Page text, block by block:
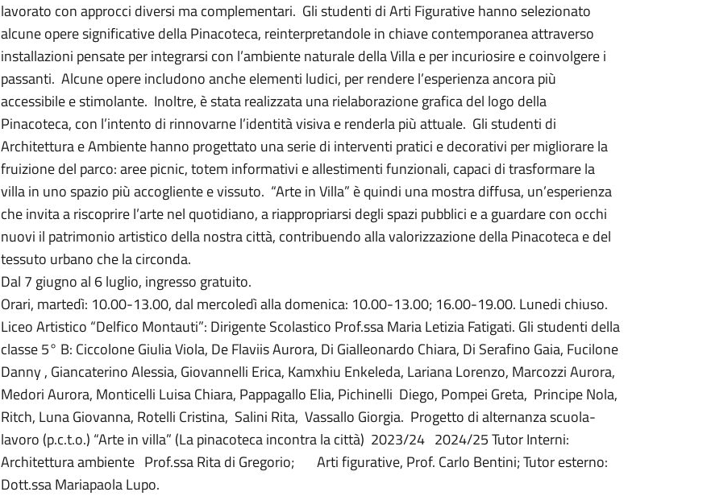
lavorato con approcci diversi ma complementari. Gli studenti di Arti Figurative hanno selezionato
alcune opere significative della Pinacoteca, reinterpretandole in chiave contemporanea attraverso
installazioni pensate per integrarsi con l’ambiente naturale della Villa e per incuriosire e coinvolgere i
passanti. Alcune opere includono anche elementi ludici, per rendere l’esperienza ancora più
accessibile e stimolante. Inoltre, è stata realizzata una rielaborazione grafica del logo della
Pinacoteca, con l’intento di rinnovarne l’identità visiva e renderla più attuale. Gli studenti di
Architettura e Ambiente hanno progettato una serie di interventi pratici e decorativi per migliorare la
fruizione del parco: aree picnic, totem informativi e allestimenti funzionali, capaci di trasformare la
villa in uno spazio più accogliente e vissuto. “Arte in Villa” è quindi una mostra diffusa, un’esperienza
che invita a riscoprire l’arte nel quotidiano, a riappropriarsi degli spazi pubblici e a guardare con occhi
nuovi il patrimonio artistico della nostra città, contribuendo alla valorizzazione della Pinacoteca e del
tessuto urbano che la circonda.
Dal 7 giugno al 6 luglio, ingresso gratuito.
Orari, martedì: 10.00-13.00, dal mercoledì alla domenica: 10.00-13.00; 16.00-19.00. Lunedi chiuso.
Liceo Artistico “Delfico Montauti”: Dirigente Scolastico Prof.ssa Maria Letizia Fatigati. Gli studenti della
classe 5° B: Ciccolone Giulia Viola, De Flaviis Aurora, Di Gialleonardo Chiara, Di Serafino Gaia, Fucilone
Danny , Giancaterino Alessia, Giovannelli Erica, Kamxhiu Enkeleda, Lariana Lorenzo, Marcozzi Aurora,
Medori Aurora, Monticelli Luisa Chiara, Pappagallo Elia, Pichinelli Diego, Pompei Greta, Principe Nola,
Ritch, Luna Giovanna, Rotelli Cristina, Salini Rita, Vassallo Giorgia. Progetto di alternanza scuola-
lavoro (p.c.t.o.) “Arte in villa” (La pinacoteca incontra la città) 2023/24 2024/25 Tutor Interni:
Architettura ambiente Prof.ssa Rita di Gregorio; Arti figurative, Prof. Carlo Bentini; Tutor esterno:
Dott.ssa Mariapaola Lupo.